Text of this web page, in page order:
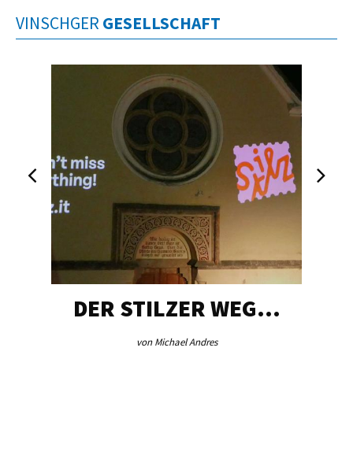
VINSCHGER GESELLSCHAFT
DER STILZER WEG…
von Michael Andres